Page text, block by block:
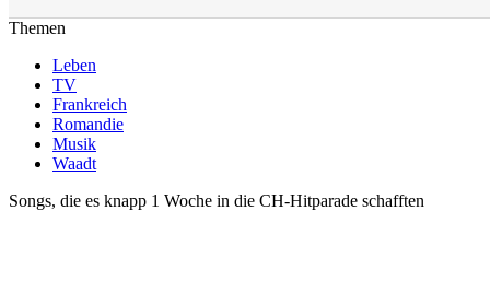
Themen
Leben
TV
Frankreich
Romandie
Musik
Waadt
Songs, die es knapp 1 Woche in die CH-Hitparade schafften